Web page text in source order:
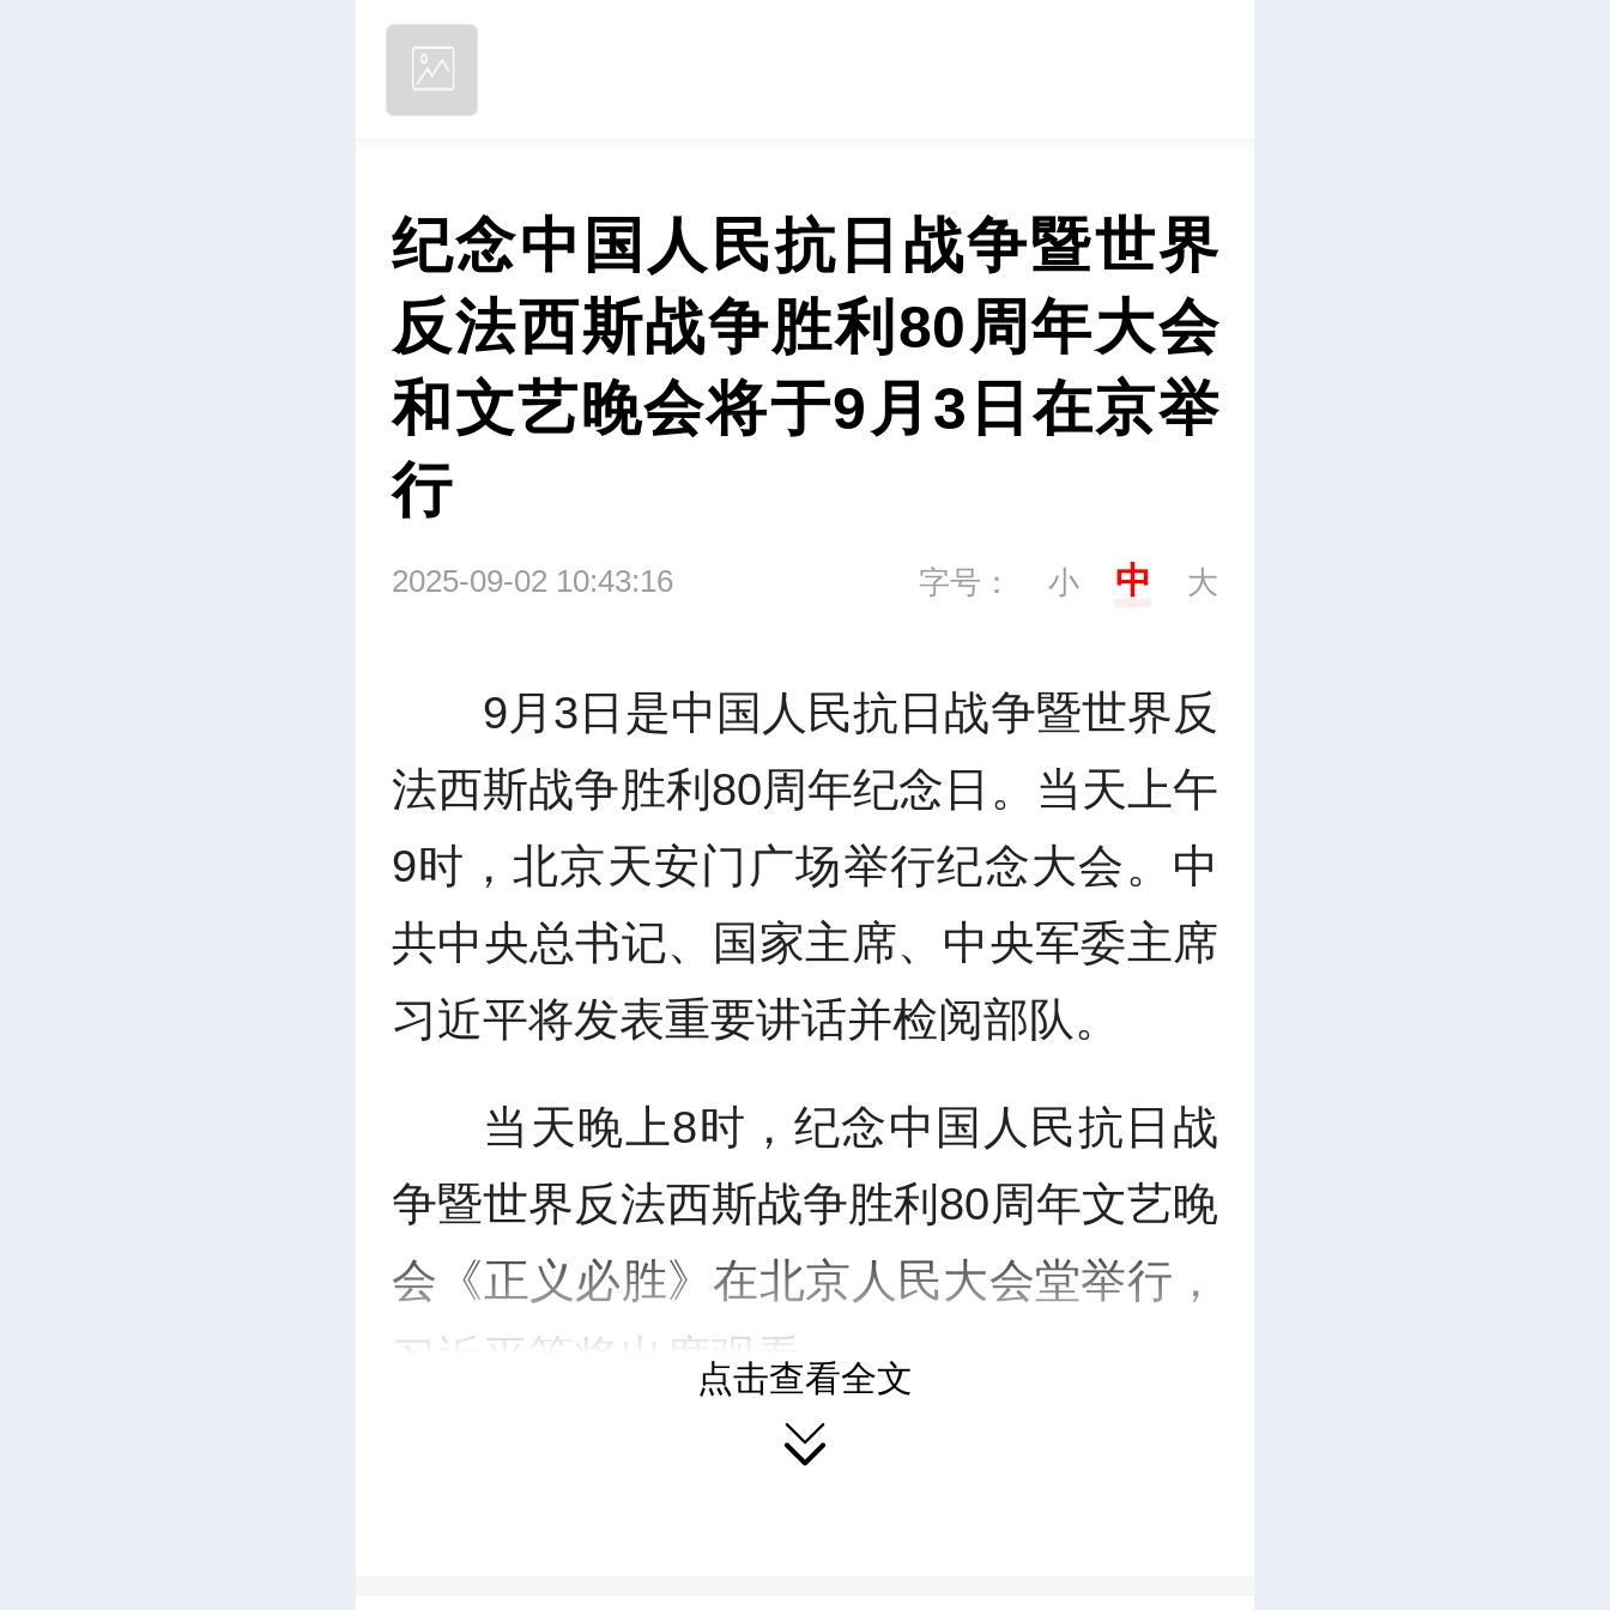
纪念中国人民抗日战争暨世界
反法西斯战争胜利80周年大会
和文艺晚会将于9月3日在京举
行
2025-09-02 10:43:16 字号： 小 中 大
9月3日是中国人民抗日战争暨世界反
法西斯战争胜利80周年纪念日。当天上午
9时，北京天安门广场举行纪念大会。中
共中央总书记、国家主席、中央军委主席
习近平将发表重要讲话并检阅部队。
当天晚上8时，纪念中国人民抗日战
争暨世界反法西斯战争胜利80周年文艺晚
会《正义必胜》在北京人民大会堂举行，
习近平等将出席观看。
届时，中央广播电视总台将进行现场
点击查看全文
